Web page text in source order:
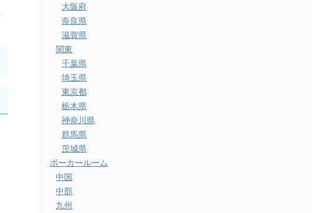
大阪府
奈良県
滋賀県
関東
千葉県
埼玉県
東京都
栃木県
神奈川県
群馬県
茨城県
ポーカールーム
中国
中部
九州